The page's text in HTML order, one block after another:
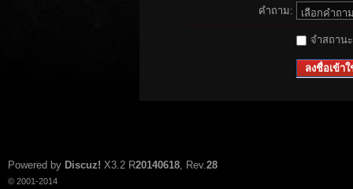
คำถาม:
จำสถาน
ลงชื่อเข้าใ
Powered by Discuz! X3.2 R20140618, Rev.28
© 2001-2014